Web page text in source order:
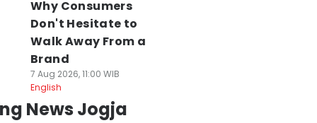
Why Consumers
Don't Hesitate to
Walk Away From a
Brand
7 Aug 2026, 11:00 WIB
English
News Jogja